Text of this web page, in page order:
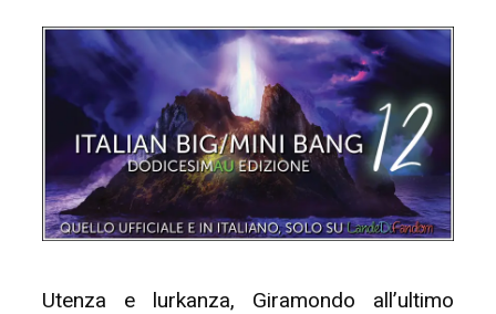
Modalità
pubblicazione”
Utenza e lurkanza, Giramondo all’ultimo